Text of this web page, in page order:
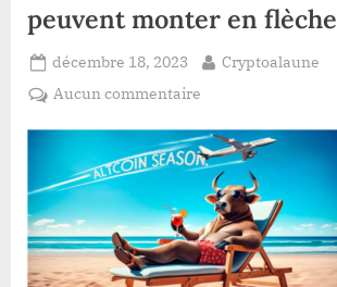
peuvent monter en flèche
Posted
on
décembre 18, 2023 By
Cryptoalaune
Aucun commentaire
la
recherche
de
la
prochaine
crypto